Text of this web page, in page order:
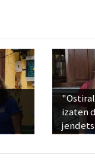
izaten